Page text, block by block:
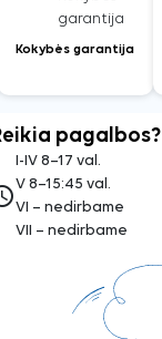
Kokybės garantija
pagalbos?
I-IV 8–17 val.
V 8–15:45 val.
VI – nedirbame
VII – nedirbame